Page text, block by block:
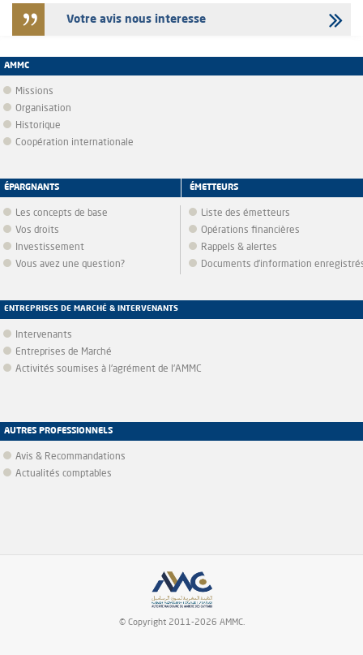
Votre avis nous interesse
AMMC
Missions
Organisation
Historique
Coopération internationale
ÉPARGNANTS
Les concepts de base
Vos droits
Investissement
Vous avez une question?
ÉMETTEURS
Liste des émetteurs
Opérations financières
Rappels & alertes
Documents d’information
ENTREPRISES DE MARCHÉ & INTERVENANTS
Intervenants
Entreprises de Marché
Activités soumises à l'agrément de l'AMMC
AUTRES PROFESSIONNELS
Avis & Recommandations
Actualités comptables
© Copyright 2011-2026 AMMC.